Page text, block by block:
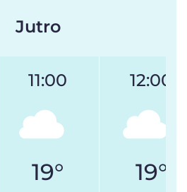
Jutro
11:00
19°
12:00
19°